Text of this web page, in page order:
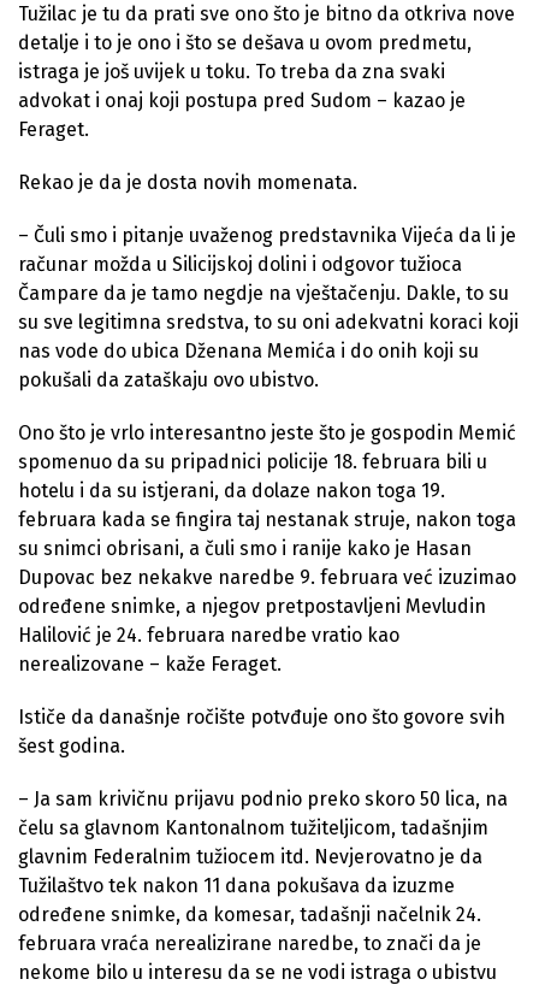
Tužilac je tu da prati sve ono što je bitno da otkriva nove
detalje i to je ono i što se dešava u ovom predmetu,
istraga je još uvijek u toku. To treba da zna svaki
advokat i onaj koji postupa pred Sudom – kazao je
Feraget.
Rekao je da je dosta novih momenata.
– Čuli smo i pitanje uvaženog predstavnika Vijeća da li je
računar možda u Silicijskoj dolini i odgovor tužioca
Čampare da je tamo negdje na vještačenju. Dakle, to su
su sve legitimna sredstva, to su oni adekvatni koraci koji
nas vode do ubica Dženana Memića i do onih koji su
pokušali da zataškaju ovo ubistvo.
Ono što je vrlo interesantno jeste što je gospodin Memić
spomenuo da su pripadnici policije 18. februara bili u
hotelu i da su istjerani, da dolaze nakon toga 19.
februara kada se fingira taj nestanak struje, nakon toga
su snimci obrisani, a čuli smo i ranije kako je Hasan
Dupovac bez nekakve naredbe 9. februara već izuzimao
određene snimke, a njegov pretpostavljeni Mevludin
Halilović je 24. februara naredbe vratio kao
nerealizovane – kaže Feraget.
Ističe da današnje ročište potvđuje ono što govore svih
šest godina.
– Ja sam krivičnu prijavu podnio preko skoro 50 lica, na
čelu sa glavnom Kantonalnom tužiteljicom, tadašnjim
glavnim Federalnim tužiocem itd. Nevjerovatno je da
Tužilaštvo tek nakon 11 dana pokušava da izuzme
određene snimke, da komesar, tadašnji načelnik 24.
februara vraća nerealizirane naredbe, to znači da je
nekome bilo u interesu da se ne vodi istraga o ubistvu